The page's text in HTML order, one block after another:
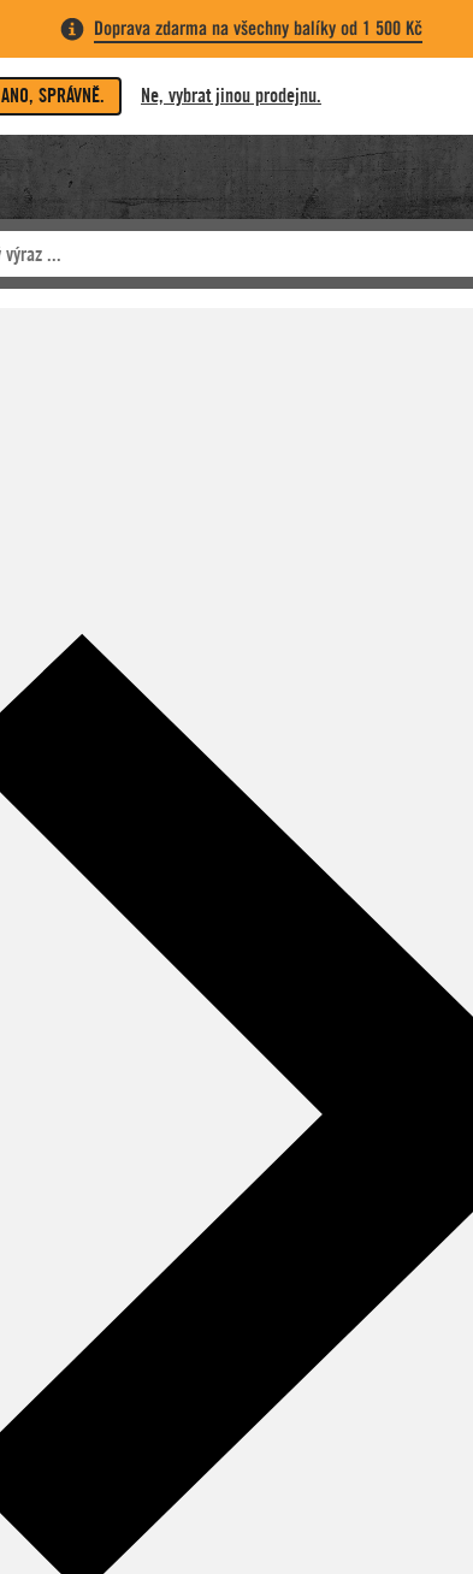
Doprava zdarma na všechny balíky od 1 500 Kč
ANO, SPRÁVNĚ. Ne, vybrat jinou prodejnu.